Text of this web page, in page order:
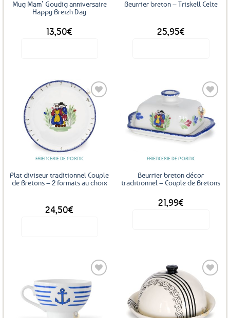
Mug Mam’ Goudig anniversaire
Happy Breizh Day
13,50€
Beurrier breton – Triskell Celte
25,95€
Ajouter
aux
favoris
FAÏENCERIE DE PORNIC
Plat diviseur traditionnel Couple
de Bretons – 2 formats au choix
24,50€
variations.
options
Ajouter
aux
favoris
FAÏENCERIE DE PORNIC
Beurrier breton décor
traditionnel – Couple de Bretons
21,99€
Ajouter
Ajouter
aux
favoris